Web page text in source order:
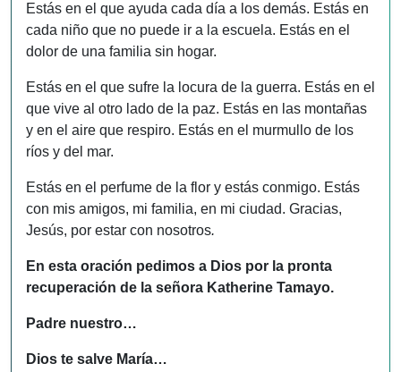
Estás en el que ayuda cada día a los demás. Estás en
cada niño que no puede ir a la escuela. Estás en el
dolor de una familia sin hogar.
Estás en el que sufre la locura de la guerra. Estás en el
que vive al otro lado de la paz. Estás en las montañas
y en el aire que respiro. Estás en el murmullo de los
ríos y del mar.
Estás en el perfume de la flor y estás conmigo. Estás
con mis amigos, mi familia, en mi ciudad. Gracias,
Jesús, por estar con nosotros.
En esta oración pedimos a Dios por la pronta
recuperación de la señora Katherine Tamayo.
Padre nuestro…
Dios te salve María…